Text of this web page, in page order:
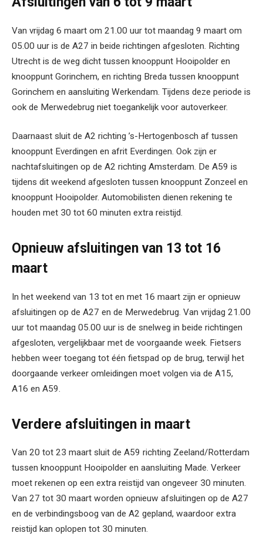
Van vrijdag 6 maart om 21.00 uur tot maandag 9 maart om
05.00 uur is de A27 in beide richtingen afgesloten. Richting
Utrecht is de weg dicht tussen knooppunt Hooipolder en
knooppunt Gorinchem, en richting Breda tussen knooppunt
Gorinchem en aansluiting Werkendam. Tijdens deze periode is
ook de Merwedebrug niet toegankelijk voor autoverkeer.
Daarnaast sluit de A2 richting ’s-Hertogenbosch af tussen
knooppunt Everdingen en afrit Everdingen. Ook zijn er
nachtafsluitingen op de A2 richting Amsterdam. De A59 is
tijdens dit weekend afgesloten tussen knooppunt Zonzeel en
knooppunt Hooipolder. Automobilisten dienen rekening te
houden met 30 tot 60 minuten extra reistijd.
Opnieuw afsluitingen van 13 tot 16
maart
In het weekend van 13 tot en met 16 maart zijn er opnieuw
afsluitingen op de A27 en de Merwedebrug. Van vrijdag 21.00
uur tot maandag 05.00 uur is de snelweg in beide richtingen
afgesloten, vergelijkbaar met de voorgaande week. Fietsers
hebben weer toegang tot één fietspad op de brug, terwijl het
doorgaande verkeer omleidingen moet volgen via de A15,
A16 en A59.
Verdere afsluitingen in maart
Van 20 tot 23 maart sluit de A59 richting Zeeland/Rotterdam
tussen knooppunt Hooipolder en aansluiting Made. Verkeer
moet rekenen op een extra reistijd van ongeveer 30 minuten.
Van 27 tot 30 maart worden opnieuw afsluitingen op de A27
en de verbindingsboog van de A2 gepland, waardoor extra
reistijd kan oplopen tot 30 minuten.